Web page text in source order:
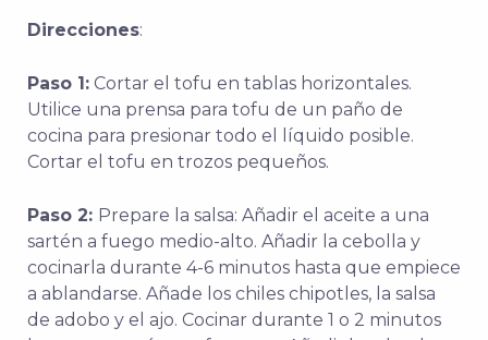
Direcciones:
Paso 1: Cortar el tofu en tablas horizontales.
Utilice una prensa para tofu de un paño de
cocina para presionar todo el líquido posible.
Cortar el tofu en trozos pequeños.
Paso 2: Prepare la salsa: Añadir el aceite a una
sartén a fuego medio-alto. Añadir la cebolla y
cocinarla durante 4-6 minutos hasta que empiece
a ablandarse. Añade los chiles chipotles, la salsa
de adobo y el ajo. Cocinar durante 1 o 2 minutos